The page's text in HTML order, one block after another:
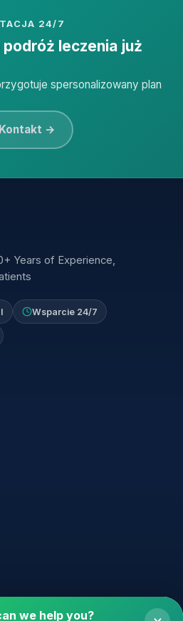
24/7
leczenia już
spersonalizowany plan
Kontakt →
Years of Experience,
Wsparcie 24/7
we help you?